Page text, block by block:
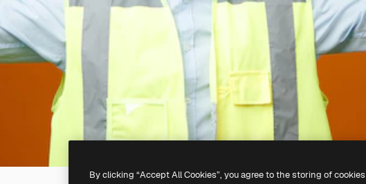
By clicking “Accept All Cookies”, you agree to the storing of